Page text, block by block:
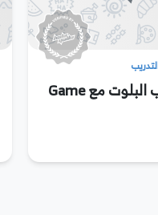
تعلم كيفية لعب البلوت مع Game